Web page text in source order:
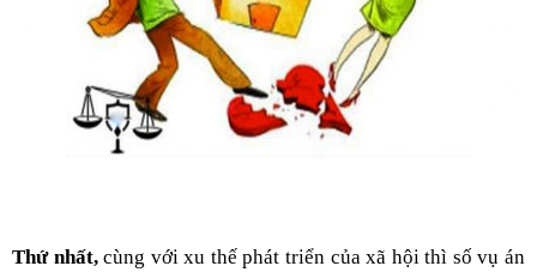
Thứ nhất,cùng với xu thế phát triển của xã hội thì số vụ án